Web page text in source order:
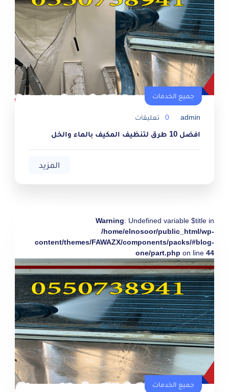
جميع الخدمات
admin
0 تعليقات
افضل 10 طرق لتنظيف المكيف بالماء والخل
المزيد
Warning: Undefined variable $title in
/home/elnosoor/public_html/wp-
content/themes/FAWAZX/components/packs/#blog-
one/part.php on line 44
جميع الخدمات
جميع الخدمات